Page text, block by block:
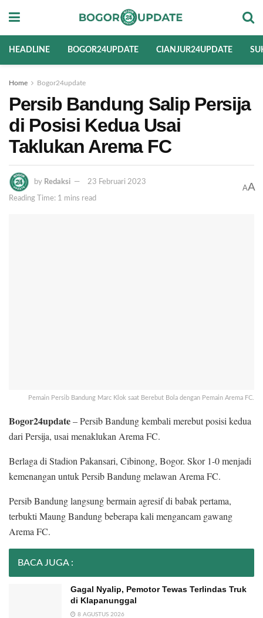
HEADLINE BOGOR24UPDATE CIANJUR24UPDATE
Home Bogor24update
Persib Bandung Salip Persija
di Posisi Kedua Usai
Taklukan Arema FC
by Redaksi 23 Februari 2023
Reading Time: 1 mins read
AA
Pemain Persib Bandung Marc Klok saat Berebut Bola dengan Pemain Arema FC.
Bogor24update– Persib Bandung kembali merebut posisi kedua
dari Persija, usai menaklukan Arema FC.
Berlaga di Stadion Pakansari, Cibinong, Bogor. Skor 1-0 menjadi
kemenangan untuk Persib Bandung melawan Arema FC.
Persib Bandung langsung bermain agresif di babak pertama,
terbukti Maung Bandung beberapa kali mengancam gawang
Arema FC.
BACA JUGA :
Gagal Nyalip, Pemotor Tewas Terlindas Truk
di Klapanunggal
8 AGUSTUS 2026